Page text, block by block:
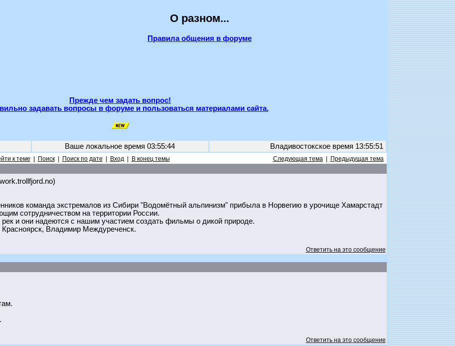
О разном...
Правила общения в форуме
Прежде чем задать вопрос!
задавать вопросы в форуме и пользоваться материалами сайта.
Ваше локальное время 03:55:44 Владивостокское время 13:55:51
к теме Поиск| Поиск по дате Вход| В конец темы Следующая тема|
Предыдущая тема
команда экстремалов из Сибири "Водомётный альпинизм" прибыла в Норвегию в урочище Хамарстадт
сотрудничеством на территории России.
и они надеются с нашим участием создать фильмы о дикой природе.
Владимир Междуреченск.
Ответить на это сообщение
Ответить на это сообщение